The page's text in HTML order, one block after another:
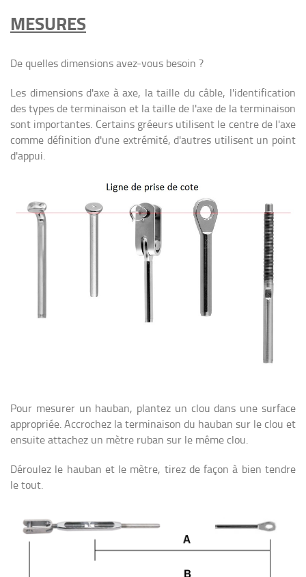
MESURES
De quelles dimensions avez-vous besoin ?
Les dimensions d'axe à axe, la taille du câble, l'identification
des types de terminaison et la taille de l'axe de la terminaison
sont importantes. Certains gréeurs utilisent le centre de l'axe
comme définition d'une extrémité, d'autres utilisent un point
d'appui.
Pour mesurer un hauban, plantez un clou dans une surface
appropriée. Accrochez la terminaison du hauban sur le clou et
ensuite attachez un mètre ruban sur le même clou.
Déroulez le hauban et le mètre, tirez de façon à bien tendre
le tout.